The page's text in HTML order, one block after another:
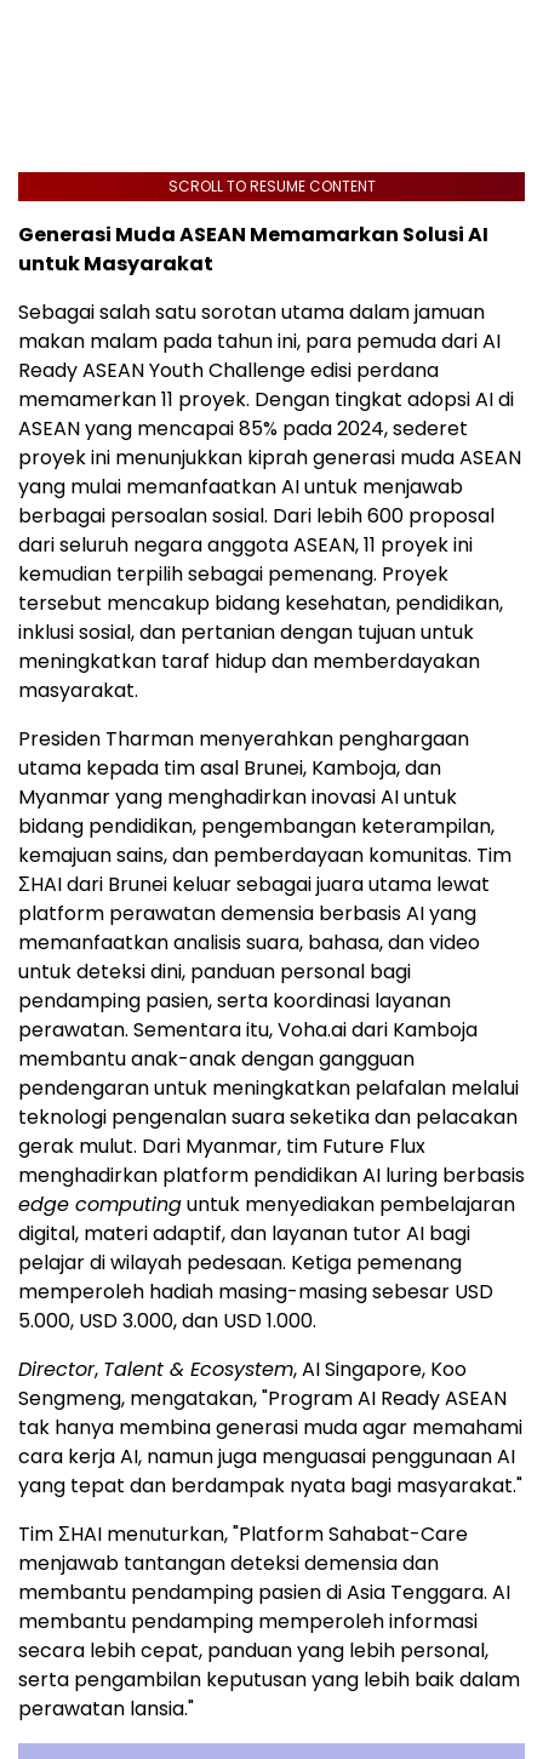
SCROLL TO RESUME CONTENT
Generasi Muda ASEAN Memamarkan Solusi AI
untuk Masyarakat
Sebagai salah satu sorotan utama dalam jamuan
makan malam pada tahun ini, para pemuda dari AI
Ready ASEAN Youth Challenge edisi perdana
memamerkan 11 proyek. Dengan tingkat adopsi AI di
ASEAN yang mencapai 85% pada 2024, sederet
proyek ini menunjukkan kiprah generasi muda ASEAN
yang mulai memanfaatkan AI untuk menjawab
berbagai persoalan sosial. Dari lebih 600 proposal
dari seluruh negara anggota ASEAN, 11 proyek ini
kemudian terpilih sebagai pemenang. Proyek
tersebut mencakup bidang kesehatan, pendidikan,
inklusi sosial, dan pertanian dengan tujuan untuk
meningkatkan taraf hidup dan memberdayakan
masyarakat.
Presiden Tharman menyerahkan penghargaan
utama kepada tim asal Brunei, Kamboja, dan
Myanmar yang menghadirkan inovasi AI untuk
bidang pendidikan, pengembangan keterampilan,
kemajuan sains, dan pemberdayaan komunitas. Tim
ΣHAI dari Brunei keluar sebagai juara utama lewat
platform perawatan demensia berbasis AI yang
memanfaatkan analisis suara, bahasa, dan video
untuk deteksi dini, panduan personal bagi
pendamping pasien, serta koordinasi layanan
perawatan. Sementara itu, Voha.ai dari Kamboja
membantu anak-anak dengan gangguan
pendengaran untuk meningkatkan pelafalan melalui
teknologi pengenalan suara seketika dan pelacakan
gerak mulut. Dari Myanmar, tim Future Flux
menghadirkan platform pendidikan AI luring berbasis
edge computinguntuk menyediakan pembelajaran
digital, materi adaptif, dan layanan tutor AI bagi
pelajar di wilayah pedesaan. Ketiga pemenang
memperoleh hadiah masing-masing sebesar USD
5.000, USD 3.000, dan USD 1.000.
Director, Talent & Ecosystem, AI Singapore, Koo
Sengmeng, mengatakan, "Program AI Ready ASEAN
tak hanya membina generasi muda agar memahami
cara kerja AI, namun juga menguasai penggunaan AI
yang tepat dan berdampak nyata bagi masyarakat."
Tim ΣHAI menuturkan, "Platform Sahabat-Care
menjawab tantangan deteksi demensia dan
membantu pendamping pasien di Asia Tenggara. AI
membantu pendamping memperoleh informasi
secara lebih cepat, panduan yang lebih personal,
serta pengambilan keputusan yang lebih baik dalam
perawatan lansia."